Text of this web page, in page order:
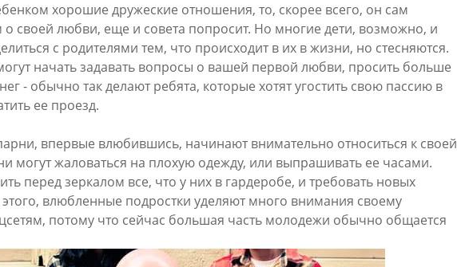
хорошие дружеские отношения, то, скорее всего, он сам
о своей любви, еще и совета попросит. Но многие дети, возможно, и
с родителями тем, что происходит в их в жизни, но стесняются.
начать задавать вопросы о вашей первой любви, просить больше
- обычно так делают ребята, которые хотят угостить свою пассию в
ее проезд.
впервые влюбившись, начинают внимательно относиться к своей
могут жаловаться на плохую одежду, или выпрашивать ее часами.
перед зеркалом все, что у них в гардеробе, и требовать новых
влюбленные подростки уделяют много внимания своему
потому что сейчас большая часть молодежи обычно общается